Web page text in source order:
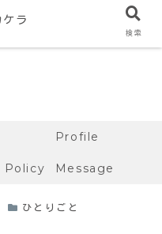
Profile
Policy Message
ひとりごと
ラ
検索